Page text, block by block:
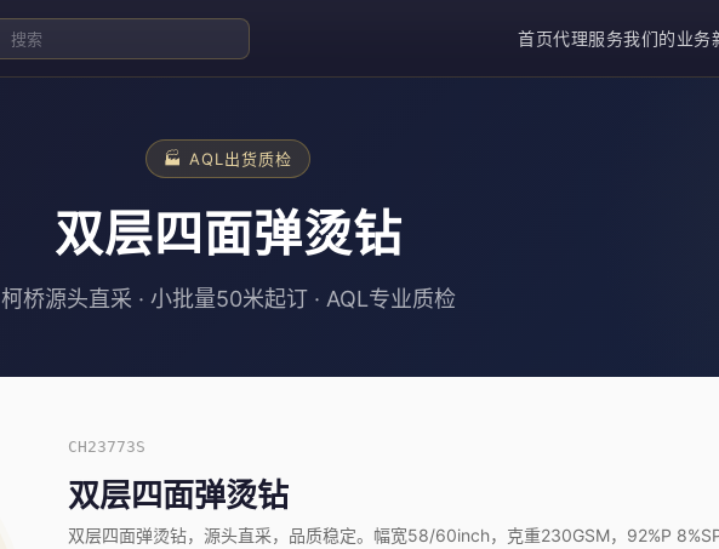
首页代理服务我们的业务
🏭 AQL出货质检
双层四面弹烫钻
柯桥源头直采 · 小批量50米起订 · AQL专业质检
CH23773S
双层四面弹烫钻
双层四面弹烫钻，源头直采，品质稳定。幅宽58/60inch，克重230GSM，92%P